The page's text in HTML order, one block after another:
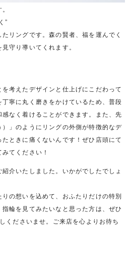
”
リングです。森の賢者、福を運んでく
守り導いてくれます。
考えたデザインと仕上げにこだわって
寧に丸く磨きをかけているため、普段
なく着けることができます。また、先
」のようにリングの外側が特徴的なデ
ときに痛くないんです！ぜひ店頭にて
てください！
介いたしました。いかがでしたでしょ
の想いを込めて、おふたりだけの特別
輪を見てみたいなと思った方は、ぜひ
くださいませ。ご来店を心よりお待ち